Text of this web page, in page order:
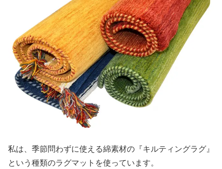
私は、季節問わずに使える綿素材の『キルティングラグ』
という種類のラグマットを使っています。